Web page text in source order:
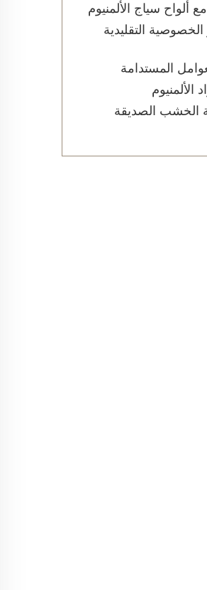
ألواح سياج الألمنيوم
التقليدية
المستدامة
الألمنيوم
الخشب الصديقة